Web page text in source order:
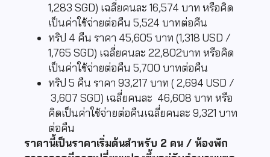
1,283 SGD) เฉลี่ยคนละ 16,574 บาท หรือคิด
เป็นค่าใช้จ่ายต่อคืน 5,524 บาทต่อคืน
ทริป 4 คืน ราคา 45,605 บาท (1,318 USD /
1,765 SGD) เฉลี่ยคนละ 22,802บาท หรือคิด
เป็นค่าใช้จ่ายต่อคืน 5,700 บาทต่อคืน
ทริป 5 คืน ราคา 93,217 บาท ( 2,694 USD /
3,607 SGD) เฉลี่ยคนละ 46,608 บาท หรือ
คิดเป็นค่าใช้จ่ายต่อคืนเฉลี่ยคนละ 9,321 บาท
ต่อคืน
ราคานี้เป็นราคาเริ่มต้นสำหรับ 2 คน / ห้องพัก